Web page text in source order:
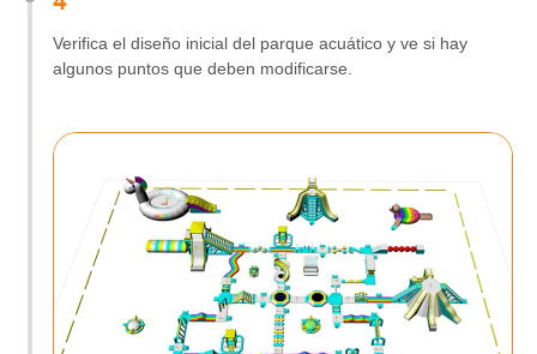
Verifica el diseño inicial del parque acuático y ve si hay
algunos puntos que deben modificarse.